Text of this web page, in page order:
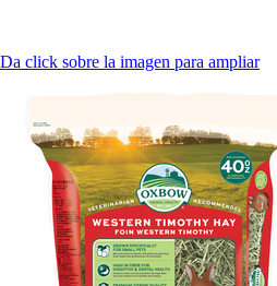
Da click sobre la imagen para ampliar